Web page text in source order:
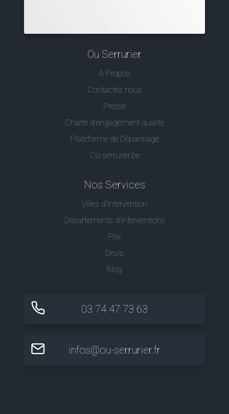
Ou Serrurier
A Propos
Contactez nous
Presse
Charte d’engagement qualité
Plateforme de Dépannage
Ou-serrurier.be
Nos Services
Villes d'intervention
Départements d'interventions
Prix
Devis
Blog
03 74 47 73 63
infos@ou-serrurier.fr